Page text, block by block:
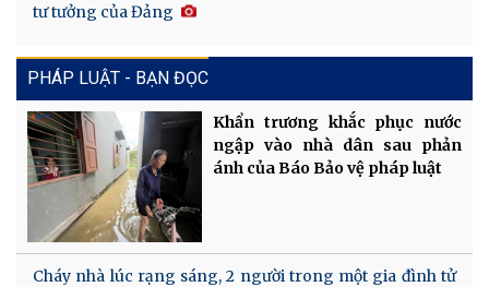
tư tưởng của Đảng
PHÁP LUẬT - BẠN ĐỌC
Khẩn trương khắc phục nước
ngập vào nhà dân sau phản
ánh của Báo Bảo vệ pháp luật
Cháy nhà lúc rạng sáng, 2 người trong một gia đình tử